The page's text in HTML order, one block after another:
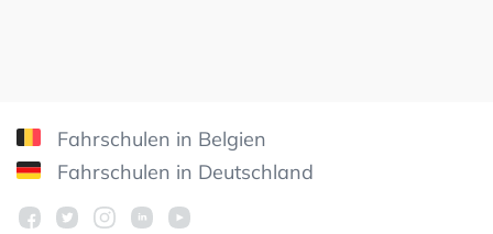
Fahrschulen in Belgien
Fahrschulen in Deutschland